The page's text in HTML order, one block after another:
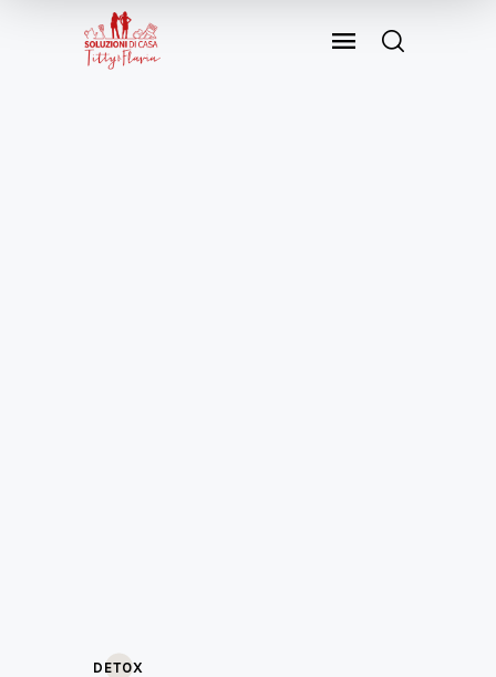
DETOX